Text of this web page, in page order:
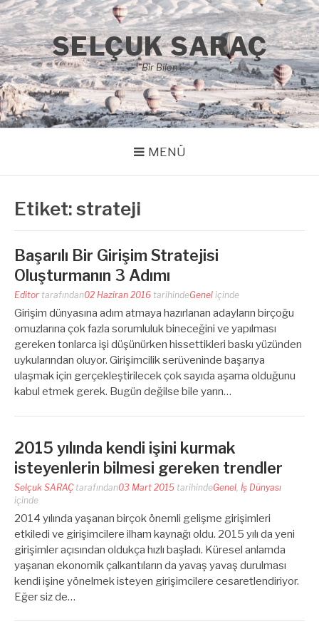
İçeriğe
atla
SELÇUK SARAÇ
"Bir Bilen"
MENÜ
Etiket:strateji
Başarılı Bir Girişim Stratejisi
Oluşturmanın 3 Adımı
Editor tarafından02 Haziran 2016 tarihindeGenel içinde
Girişim dünyasına adım atmaya hazırlanan adayların birçoğu
omuzlarına çok fazla sorumluluk bineceğini ve yapılması
gereken tonlarca işi düşünürken hissettikleri baskı yüzünden
uykularından oluyor. Girişimcilik serüveninde başarıya
ulaşmak için gerçekleştirilecek çok sayıda aşama olduğunu
kabul etmek gerek. Bugün değilse bile yarın…
2015 yılında kendi işini kurmak
isteyenlerin bilmesi gereken trendler
Selçuk SARAÇtarafından03 Mart 2015 tarihindeGenel İş Dünyası
içinde
2014 yılında yaşanan birçok önemli gelişme girişimleri
etkiledi ve girişimcilere ilham kaynağı oldu. 2015 yılı da yeni
girişimler açısından oldukça hızlı başladı. Küresel anlamda
yaşanan ekonomik çalkantıların da yavaş yavaş durulması
kendi işine yönelmek isteyen girişimcilere cesaretlendiriyor.
Eğer siz de…